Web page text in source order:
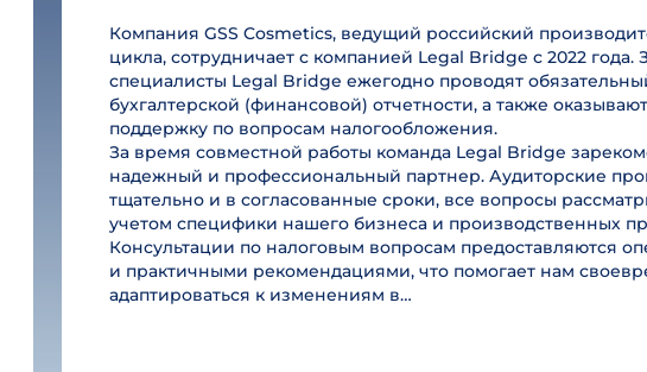
Компания GSS Cosmetics, ведущий российский
цикла, сотрудничает с компанией Legal Bridge с 2022 года.
специалисты Legal Bridge ежегодно проводят
бухгалтерской (финансовой) отчетности, а также
поддержку по вопросам налогообложения.
За время совместной работы команда Legal Bridge
надежный и профессиональный партнер. Аудиторские
тщательно и в согласованные сроки, все вопросы
учетом специфики нашего бизнеса и производственных
Консультации по налоговым вопросам предоставляются
и практичными рекомендациями, что помогает нам
адаптироваться к изменениям в…